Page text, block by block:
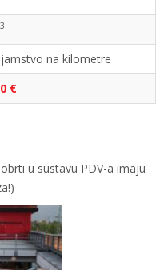
3
na kilometre
€
u sustavu PDV-a imaju